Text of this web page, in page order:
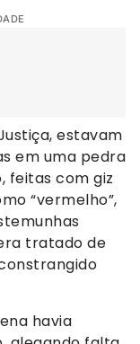
estavam
em uma pedra
feitas com giz
“vermelho”,
tratado de
havia